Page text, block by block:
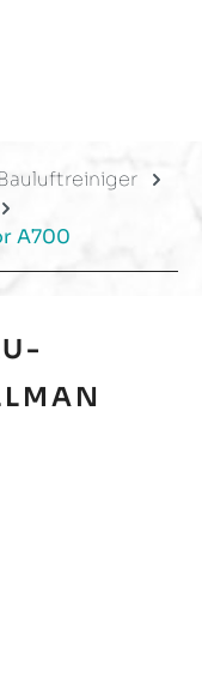
enthält 0
Bauluftreiniger
A700